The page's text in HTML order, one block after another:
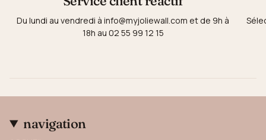
Du lundi au vendredi à info@myjoliewall.com et de 9h à
18h au 02 55 99 12 15
navigation